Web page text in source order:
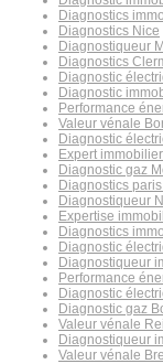
Diagnostics
Diagnostics Nice
Diagnostiqueur
Diagnostics
Diagnostic
Diagnostic
Performance
Valeur vénale
Diagnostic
Expert
Diagnostic gaz
Diagnostics
Diagnostiqueur
Expertise
Diagnostics
Diagnostic
Diagnostiqueur
Performance
Diagnostic
Diagnostic gaz
Valeur vénale
Diagnostiqueur
Valeur vénale